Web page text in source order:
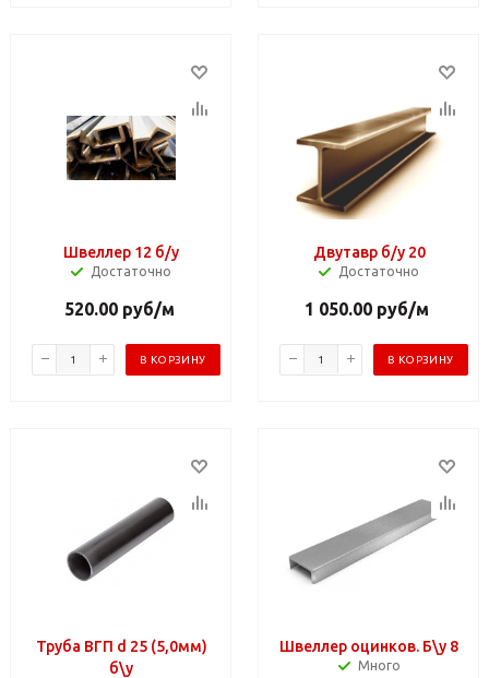
Швеллер 12 б/у
Достаточно
520.00руб/м
В КОРЗИНУ
Двутавр б/у 20
Достаточно
1 050.00 руб/м
В КОРЗИНУ
Труба ВГП d 25 (5,0мм)
б\у
Швеллер оцинков. Б\у 8
Много